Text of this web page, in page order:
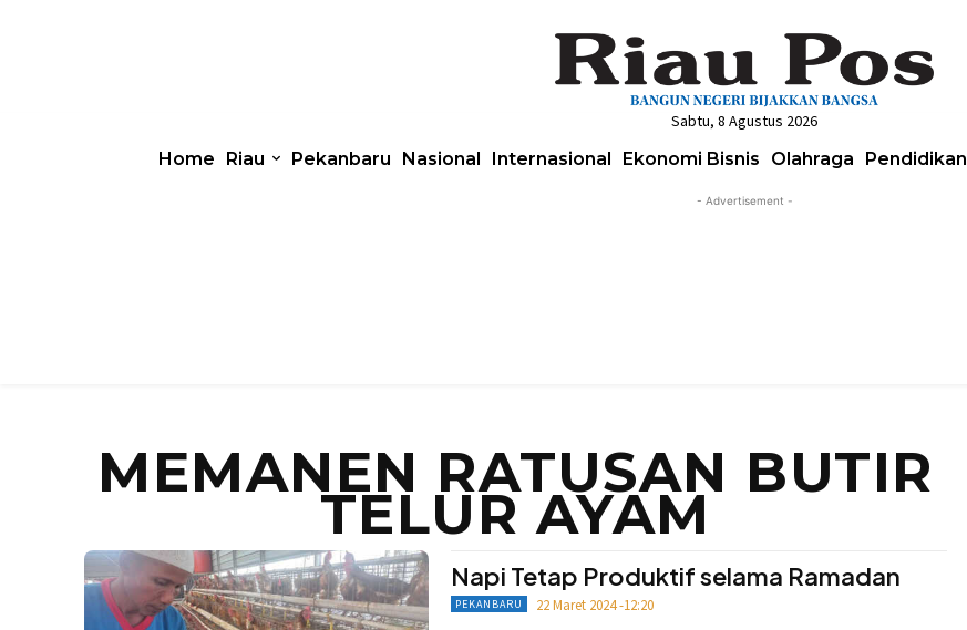
Sabtu, 8 Agustus 2026
Home Riau Pekanbaru Nasional Internasional Ekonomi Bisnis Olahraga Pendidikan
- Advertisement -
MEMANEN RATUSAN BUTIR
TELUR AYAM
Napi Tetap Produktif selama Ramadan
PEKANBARU 22 Maret 2024 -12:20